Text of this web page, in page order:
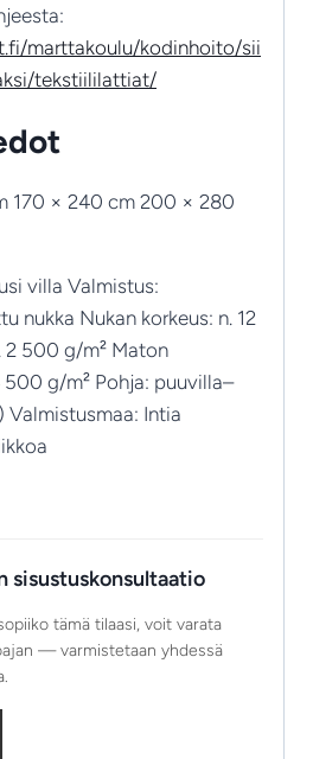
marttakoulu/kodinhoito/sii
tekstiililattiat/
170 × 240 cm 200 × 280
villa Valmistus:
nukka Nukan korkeus: n. 12
2 500 g/m² Maton
g/m² Pohja: puuvilla–
Valmistusmaa: Intia
sisustuskonsultaatio
tämä tilaasi, voit varata
— varmistetaan yhdessä